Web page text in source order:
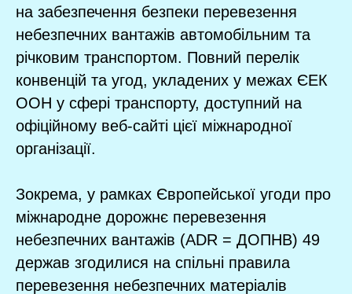
на забезпечення безпеки перевезення
небезпечних вантажів автомобільним та
річковим транспортом. Повний перелік
конвенцій та угод, укладених у межах ЄЕК
ООН у сфері транспорту, доступний на
офіційному веб-сайті цієї міжнародної
організації.
Зокрема, у рамках Європейської угоди про
міжнародне дорожнє перевезення
небезпечних вантажів (ADR = ДОПНВ) 49
держав згодилися на спільні правила
перевезення небезпечних матеріалів